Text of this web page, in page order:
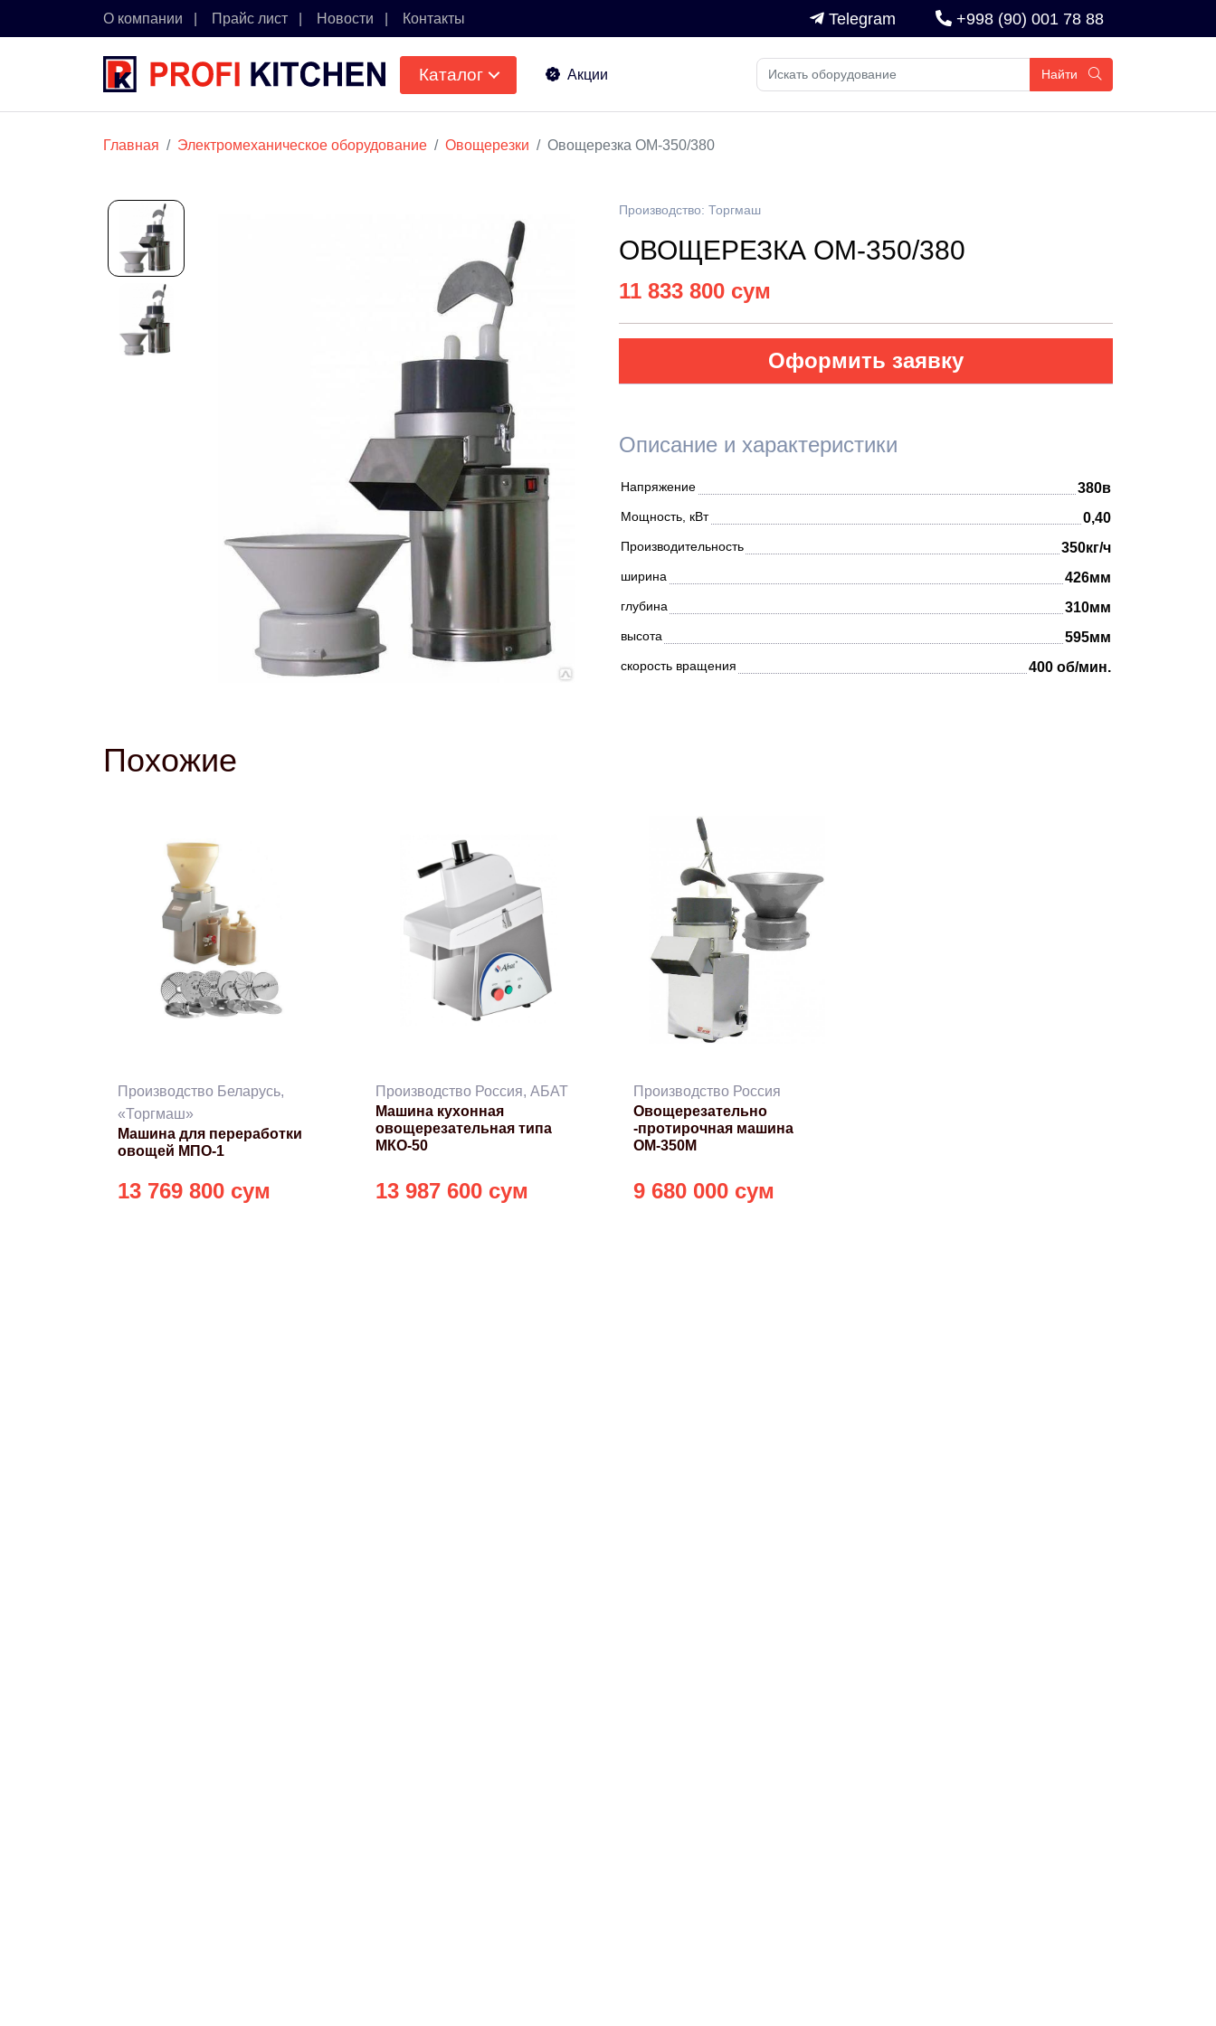
О компании Прайс лист Новости Контакты Telegram +998 (90) 001 78 88
Каталог Акции Найти
Главная Электромеханическое оборудование Овощерезки Овощерезка ОМ-350/380
Производство: Торгмаш
ОВОЩЕРЕЗКА ОМ-350/380
11 833 800 сум
Оформить заявку
Описание и характеристики
Напряжение 380в
Мощность, кВт 0,40
Производительность 350кг/ч
ширина 426мм
глубина 310мм
высота 595мм
скорость вращения 400 об/мин.
Похожие
Производство Беларусь,
«Торгмаш»
Машина для переработки
овощей МПО-1
13 769 800 сум
Производство Россия, АБАТ
Машина кухонная
овощерезательная типа
МКО-50
13 987 600 сум
Производство Россия
Овощерезательно
-протирочная машина
ОМ-350М
9 680 000 сум